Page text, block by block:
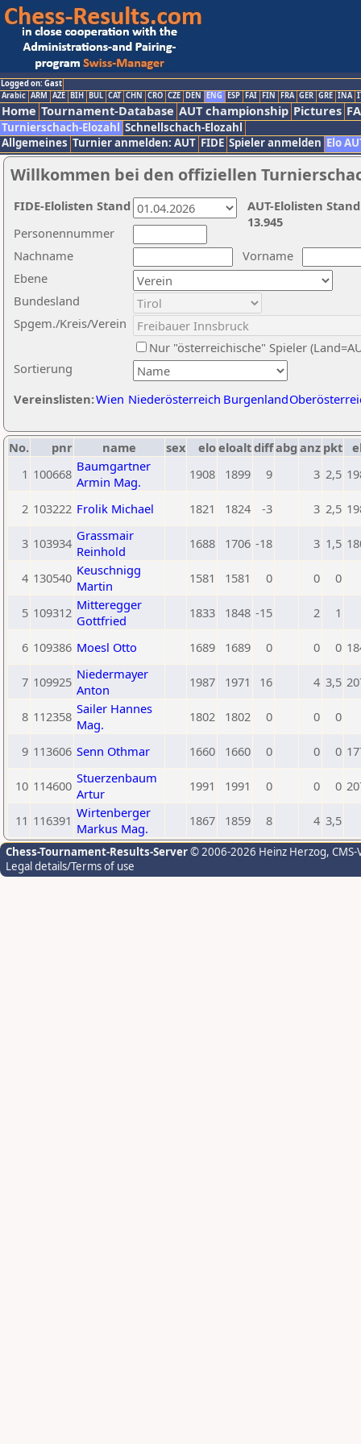
Logged on: Gast
Arabic ARM AZE BIH BUL CAT CHN CRO CZE DEN ENG ESP FAI FIN FRA GER GRE INA
Home Tournament-Database AUT championship Pictures
Turnierschach-Elozahl Schnellschach-Elozahl
Allgemeines Turnier anmelden: AUT FIDE Spieler anmelden Elo
Willkommen bei den offiziellen
Nachname
Vorname
Ebene
Sortierung
Personennummer
Bundesland
Spgem./Kreis/Verein
Nur "österreichische" Spieler
Vereinslisten:Wien Niederösterreich Burgenland
AUT-Elolisten
13.945
FIDE-Elolisten Stand
No. pnr name sex eloeloaltdiffabg anz pkt
1 100668 Baumgartner
Armin Mag.
1908 1899 9 3 2,5
2 103222 Frolik Michael 1821 1824 -3 3 2,5
3 103934 Grassmair
Reinhold
1688 1706 -18 3 1,5
4 130540 Keuschnigg
Martin
1581 1581 0 0 0
5 109312 Mitteregger
Gottfried
1833 1848 -15 2 1
6 109386 Moesl Otto 1689 1689 0 0 0
7 109925 Niedermayer
Anton
1987 1971 16 4 3,5
8 112358 Sailer Hannes
Mag.
1802 1802 0 0 0
9 113606 Senn Othmar 1660 1660 0 0 0
10 114600 Stuerzenbaum
Artur
1991 1991 0 0 0
11 116391 Wirtenberger
Markus Mag.
1867 1859 8 4 3,5
Chess-Tournament-Results-Server© 2006-2026 Heinz Herzog,
Legal details/Terms of use